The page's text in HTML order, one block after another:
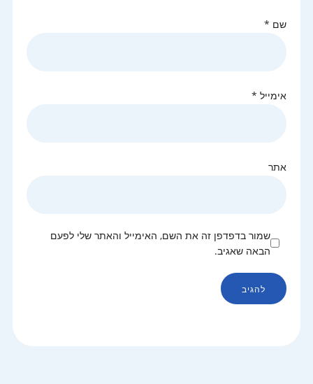
שם *
אימייל *
אתר
שמור בדפדפן זה את השם, האימייל והאתר שלי לפעם
הבאה שאגיב.